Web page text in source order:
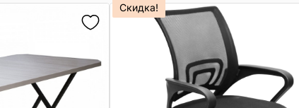
Скидка!